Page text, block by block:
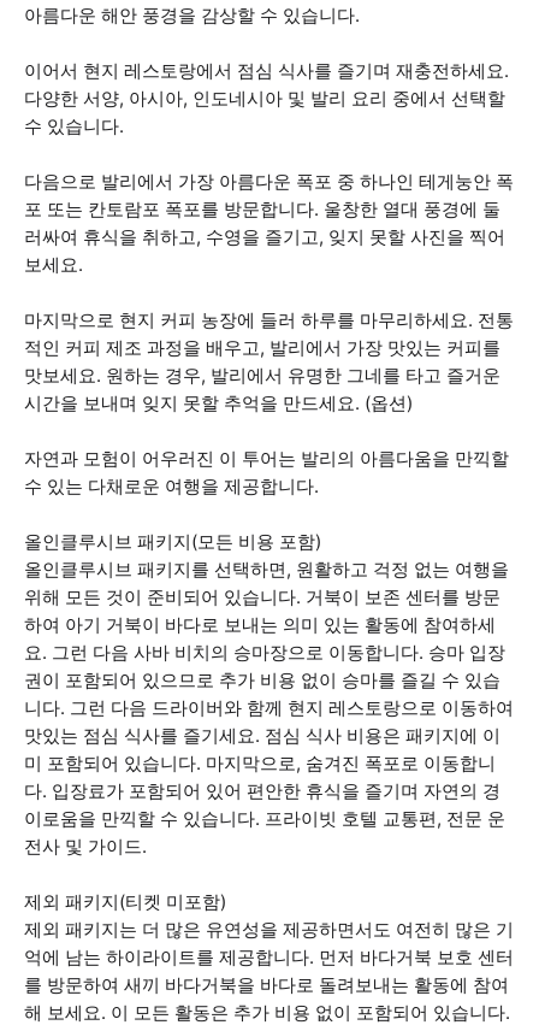
아름다운 해안 풍경을 감상할 수 있습니다.
이어서 현지 레스토랑에서 점심 식사를 즐기며 재충전하세요.
다양한 서양, 아시아, 인도네시아 및 발리 요리 중에서 선택할
수 있습니다.
다음으로 발리에서 가장 아름다운 폭포 중 하나인 테게눙안 폭
포 또는 칸토람포 폭포를 방문합니다. 울창한 열대 풍경에 둘
러싸여 휴식을 취하고, 수영을 즐기고, 잊지 못할 사진을 찍어
보세요.
마지막으로 현지 커피 농장에 들러 하루를 마무리하세요. 전통
적인 커피 제조 과정을 배우고, 발리에서 가장 맛있는 커피를
맛보세요. 원하는 경우, 발리에서 유명한 그네를 타고 즐거운
시간을 보내며 잊지 못할 추억을 만드세요. (옵션)
자연과 모험이 어우러진 이 투어는 발리의 아름다움을 만끽할
수 있는 다채로운 여행을 제공합니다.
올인클루시브 패키지(모든 비용 포함)
올인클루시브 패키지를 선택하면, 원활하고 걱정 없는 여행을
위해 모든 것이 준비되어 있습니다. 거북이 보존 센터를 방문
하여 아기 거북이 바다로 보내는 의미 있는 활동에 참여하세
요. 그런 다음 사바 비치의 승마장으로 이동합니다. 승마 입장
권이 포함되어 있으므로 추가 비용 없이 승마를 즐길 수 있습
니다. 그런 다음 드라이버와 함께 현지 레스토랑으로 이동하여
맛있는 점심 식사를 즐기세요. 점심 식사 비용은 패키지에 이
미 포함되어 있습니다. 마지막으로, 숨겨진 폭포로 이동합니
다. 입장료가 포함되어 있어 편안한 휴식을 즐기며 자연의 경
이로움을 만끽할 수 있습니다. 프라이빗 호텔 교통편, 전문 운
전사 및 가이드.
제외 패키지(티켓 미포함)
제외 패키지는 더 많은 유연성을 제공하면서도 여전히 많은 기
억에 남는 하이라이트를 제공합니다. 먼저 바다거북 보호 센터
를 방문하여 새끼 바다거북을 바다로 돌려보내는 활동에 참여
해 보세요. 이 모든 활동은 추가 비용 없이 포함되어 있습니다.